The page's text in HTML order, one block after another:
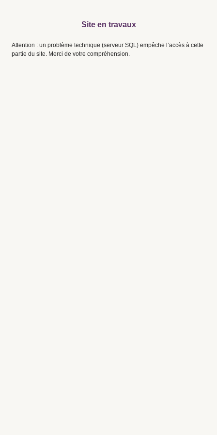
Site en travaux
Attention : un problème technique (serveur SQL) empêche l’accès à cette
partie du site. Merci de votre compréhension.